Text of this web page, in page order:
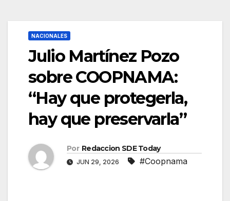
NACIONALES
Julio Martínez Pozo
sobre COOPNAMA:
“Hay que protegerla,
hay que preservarla”
Por Redaccion SDE Today
JUN 29, 2026 #Coopnama